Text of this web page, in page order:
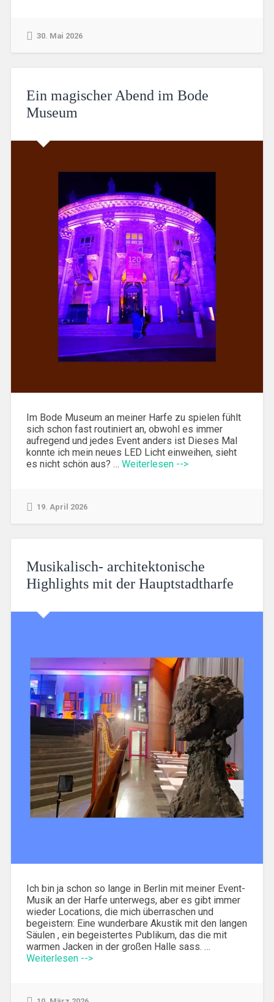
30. Mai 2026
Ein magischer Abend im Bode
Museum
Im Bode Museum an meiner Harfe zu spielen fühlt
sich schon fast routiniert an, obwohl es immer
aufregend und jedes Event anders ist Dieses Mal
konnte ich mein neues LED Licht einweihen, sieht
es nicht schön aus? … Weiterlesen -->
19. April 2026
Musikalisch- architektonische
Highlights mit der Hauptstadtharfe
Ich bin ja schon so lange in Berlin mit meiner Event-
Musik an der Harfe unterwegs, aber es gibt immer
wieder Locations, die mich überraschen und
begeistern: Eine wunderbare Akustik mit den langen
Säulen , ein begeistertes Publikum, das die mit
warmen Jacken in der großen Halle sass. …
Weiterlesen -->